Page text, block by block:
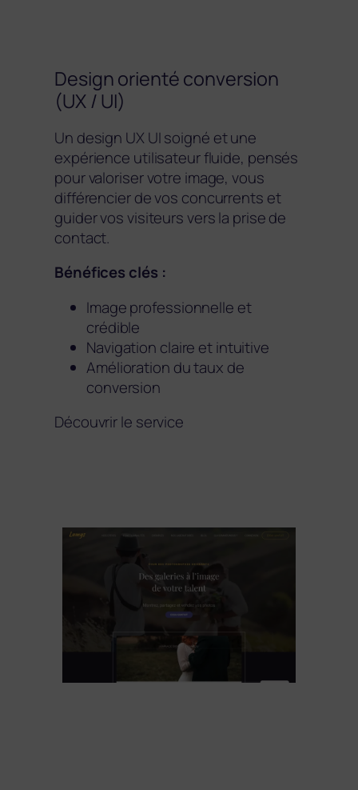
Design orienté conversion
(UX / UI)
Un design UX UI soigné et une
expérience utilisateur fluide, pensés
pour valoriser votre image, vous
différencier de vos concurrents et
guider vos visiteurs vers la prise de
contact.
Bénéfices clés :
Image professionnelle et
crédible
Navigation claire et intuitive
Amélioration du taux de
conversion
Découvrir le service